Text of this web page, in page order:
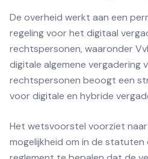
De overheid werkt aan een
regeling voor het digitaal
rechtspersonen, waaronder
digitale algemene vergadering
rechtspersonen beoogt een
voor digitale en hybride
Het wetsvoorstel voorziet
mogelijkheid om in de statuten